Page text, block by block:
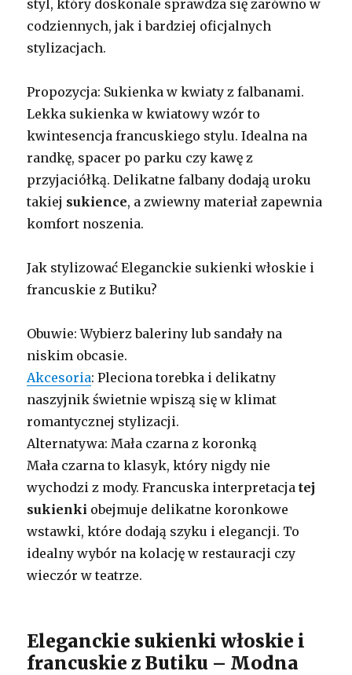
styl, który doskonale sprawdza się zarówno w
codziennych, jak i bardziej oficjalnych
stylizacjach.
Propozycja: Sukienka w kwiaty z falbanami.
Lekka sukienka w kwiatowy wzór to
kwintesencja francuskiego stylu. Idealna na
randkę, spacer po parku czy kawę z
przyjaciółką. Delikatne falbany dodają uroku
takiej sukience, a zwiewny materiał zapewnia
komfort noszenia.
Jak stylizować Eleganckie sukienki włoskie i
francuskie z Butiku?
Obuwie: Wybierz baleriny lub sandały na
niskim obcasie.
Akcesoria: Pleciona torebka i delikatny
naszyjnik świetnie wpiszą się w klimat
romantycznej stylizacji.
Alternatywa: Mała czarna z koronką
Mała czarna to klasyk, który nigdy nie
wychodzi z mody. Francuska interpretacjatej
sukienki obejmuje delikatne koronkowe
wstawki, które dodają szyku i elegancji. To
idealny wybór na kolację w restauracji czy
wieczór w teatrze.
Eleganckie sukienki włoskie i
francuskie z Butiku – Modna